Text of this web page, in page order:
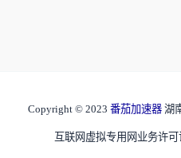
Copyright © 2023 番茄加速器 湖
互联网虚拟专用网业务许可